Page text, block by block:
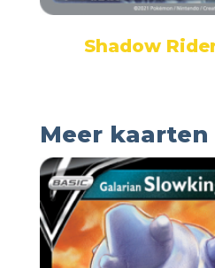
Shadow
Meer kaarten